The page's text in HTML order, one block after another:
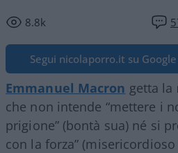
8.8k
Segui nicolaporro.it su Google
Emmanuel Macron getta la
che non intende “mettere i
prigione” (bontà sua) né si
con la forza”